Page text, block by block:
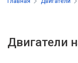
Двигатели